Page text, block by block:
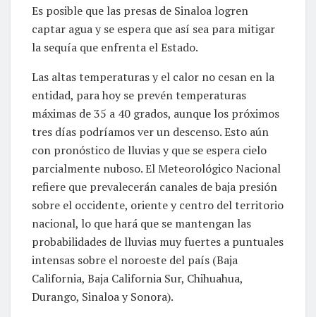
Es posible que las presas de Sinaloa logren
captar agua y se espera que así sea para mitigar
la sequía que enfrenta el Estado.
Las altas temperaturas y el calor no cesan en la
entidad, para hoy se prevén temperaturas
máximas de 35 a 40 grados, aunque los próximos
tres días podríamos ver un descenso. Esto aún
con pronóstico de lluvias y que se espera cielo
parcialmente nuboso. El Meteorológico Nacional
refiere que prevalecerán canales de baja presión
sobre el occidente, oriente y centro del territorio
nacional, lo que hará que se mantengan las
probabilidades de lluvias muy fuertes a puntuales
intensas sobre el noroeste del país (Baja
California, Baja California Sur, Chihuahua,
Durango, Sinaloa y Sonora).